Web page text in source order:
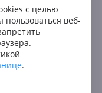
с целью
веб-
.